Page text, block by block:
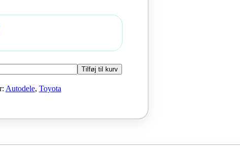
Tilføj til kurv
Autodele, Toyota